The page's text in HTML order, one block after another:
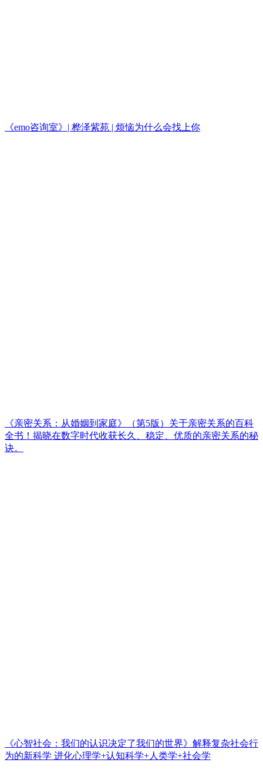
《emo咨询室》| 桦泽紫苑 | 烦恼为什么会找上你
《亲密关系：从婚姻到家庭》（第5版）关于亲密关系的百科
全书！揭晓在数字时代收获长久、稳定、优质的亲密关系的秘
诀。
《心智社会：我们的认识决定了我们的世界》解释复杂社会行
为的新科学 进化心理学+认知科学+人类学+社会学